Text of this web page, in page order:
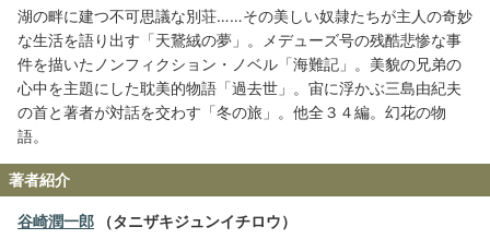
湖の畔に建つ不可思議な別荘……その美しい奴隷たちが主人の奇妙
な生活を語り出す「天鵞絨の夢」。メデューズ号の残酷悲惨な事
件を描いたノンフィクション・ノベル「海難記」。美貌の兄弟の
心中を主題にした耽美的物語「過去世」。宙に浮かぶ三島由紀夫
の首と著者が対話を交わす「冬の旅」。他全３４編。幻花の物
語。
著者紹介
谷崎潤一郎 （タニザキジュンイチロウ）